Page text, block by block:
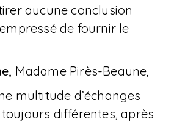
aucune conclusion
de fournir le
Madame Pirès-Beaune,
multitude d’échanges
différentes, après